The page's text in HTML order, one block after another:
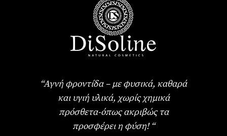
“Αγνή φροντίδα – με φυσικά, καθαρά
και υγιή υλικά, χωρίς χημικά
πρόσθετα-όπως ακριβώς τα
προσφέρει η φύση! “